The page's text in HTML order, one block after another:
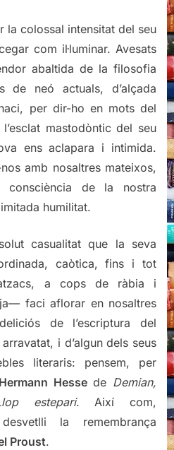
la colossal intensitat del seu
com il·luminar. Avesats
abaltida de la filosofia
de neó actuals, d’alçada
per dir-ho en mots del
mastodòntic del seu
ens aclapara i intimida.
amb nosaltres mateixos,
de la nostra
humilitat.
casualitat que la seva
caòtica, fins i tot
a cops de ràbia i
faci aflorar en nosaltres
de l’escriptura del
i d’algun dels seus
literaris: pensem, per
Hermann Hessede Demian,
estepari. Així com,
la remembrança
Proust.